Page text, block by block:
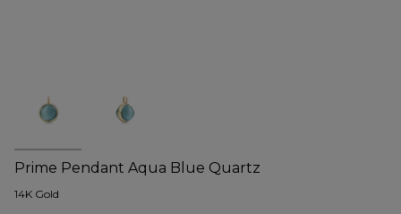
Prime Pendant Aqua Blue Quartz
14K Gold